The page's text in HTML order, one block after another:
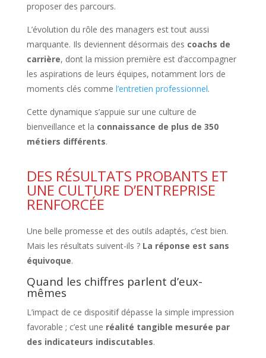
proposer des parcours.
L’évolution du rôle des managers est tout aussi
marquante. Ils deviennent désormais des coachs de
carrière, dont la mission première est d’accompagner
les aspirations de leurs équipes, notamment lors de
moments clés comme l’entretien professionnel.
Cette dynamique s’appuie sur une culture de
bienveillance et la connaissance de plus de 350
métiers différents.
DES RÉSULTATS PROBANTS ET
UNE CULTURE D’ENTREPRISE
RENFORCÉE
Une belle promesse et des outils adaptés, c’est bien.
Mais les résultats suivent-ils ? La réponse est sans
équivoque.
Quand les chiffres parlent d’eux-
mêmes
L’impact de ce dispositif dépasse la simple impression
favorable ; c’est une réalité tangible mesurée par
des indicateurs indiscutables.